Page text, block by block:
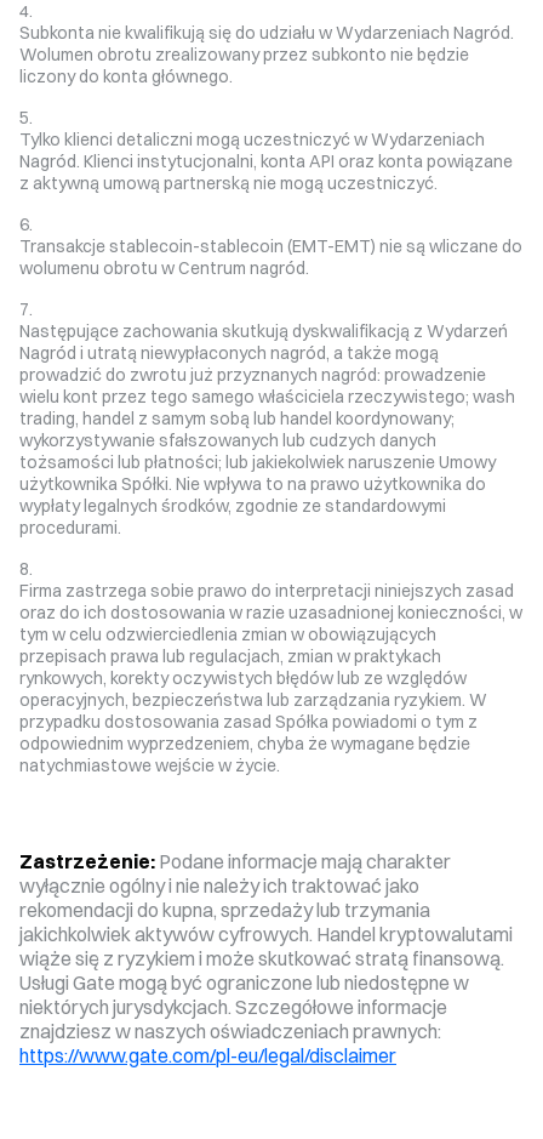
Subkonta nie kwalifikują się do udziału w Wydarzeniach Nagród.
Wolumen obrotu zrealizowany przez subkonto nie będzie
liczony do konta głównego.
Tylko klienci detaliczni mogą uczestniczyć w Wydarzeniach
Nagród. Klienci instytucjonalni, konta API oraz konta powiązane
z aktywną umową partnerską nie mogą uczestniczyć.
Transakcje stablecoin-stablecoin (EMT-EMT) nie są wliczane do
wolumenu obrotu w Centrum nagród.
Następujące zachowania skutkują dyskwalifikacją z Wydarzeń
Nagród i utratą niewypłaconych nagród, a także mogą
prowadzić do zwrotu już przyznanych nagród: prowadzenie
wielu kont przez tego samego właściciela rzeczywistego; wash
trading, handel z samym sobą lub handel koordynowany;
wykorzystywanie sfałszowanych lub cudzych danych
tożsamości lub płatności; lub jakiekolwiek naruszenie Umowy
użytkownika Spółki. Nie wpływa to na prawo użytkownika do
wypłaty legalnych środków, zgodnie ze standardowymi
procedurami.
Firma zastrzega sobie prawo do interpretacji niniejszych zasad
oraz do ich dostosowania w razie uzasadnionej konieczności, w
tym w celu odzwierciedlenia zmian w obowiązujących
przepisach prawa lub regulacjach, zmian w praktykach
rynkowych, korekty oczywistych błędów lub ze względów
operacyjnych, bezpieczeństwa lub zarządzania ryzykiem. W
przypadku dostosowania zasad Spółka powiadomi o tym z
odpowiednim wyprzedzeniem, chyba że wymagane będzie
natychmiastowe wejście w życie.
Zastrzeżenie: Podane informacje mają charakter
wyłącznie ogólny i nie należy ich traktować jako
rekomendacji do kupna, sprzedaży lub trzymania
jakichkolwiek aktywów cyfrowych. Handel kryptowalutami
wiąże się z ryzykiem i może skutkować stratą finansową.
Usługi Gate mogą być ograniczone lub niedostępne w
niektórych jurysdykcjach. Szczegółowe informacje
znajdziesz w naszych oświadczeniach prawnych:
https://www.gate.com/pl-eu/legal/disclaimer